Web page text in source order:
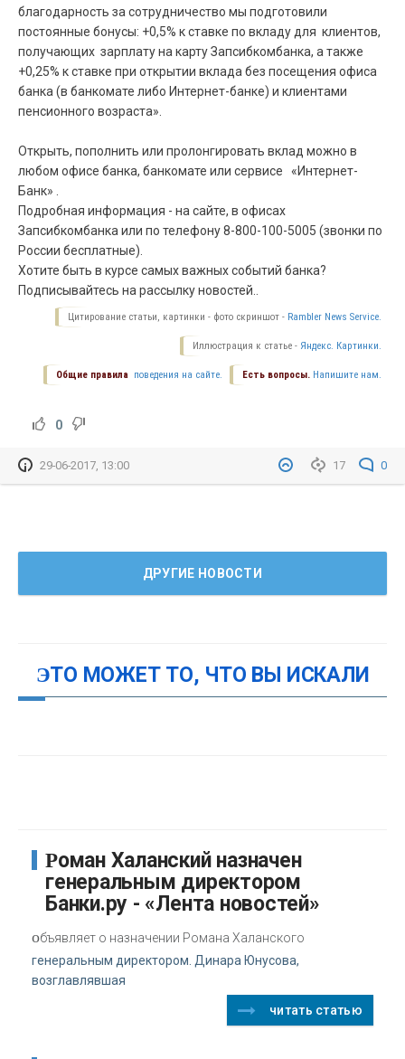
благодарность за сотрудничество мы подготовили
постоянные бонусы: +0,5% к ставке по вкладу для клиентов,
получающих зарплату на карту Запсибкомбанка, а также
+0,25% к ставке при открытии вклада без посещения офиса
банка (в банкомате либо Интернет-банке) и клиентами
пенсионного возраста».
Открыть, пополнить или пролонгировать вклад можно в
любом офисе банка, банкомате или сервисе
«Интернет-
Банк»
Подробная информация - на сайте, в офисах
Запсибкомбанка или по телефону 8-800-100-5005 (звонки по
России бесплатные).
Хотите быть в курсе самых важных событий банка?
Подписывайтесь на рассылку новостей..
Цитирование статьи, картинки - фото скриншот - Rambler News Service.
Иллюстрация к статье - Яндекс. Картинки.
Есть вопросы. Напишите нам.
Общие правила поведения на сайте.
0
17 0
29-06-2017, 13:00
ДРУГИЕ НОВОСТИ
ЭТО МОЖЕТ ТО, ЧТО ВЫ ИСКАЛИ
Роман Халанский назначен
генеральным директором
Банки.ру - «Лента новостей»
объявляет о назначении Романа Халанского
генеральным директором. Динара Юнусова,
возглавлявшая
читать статью